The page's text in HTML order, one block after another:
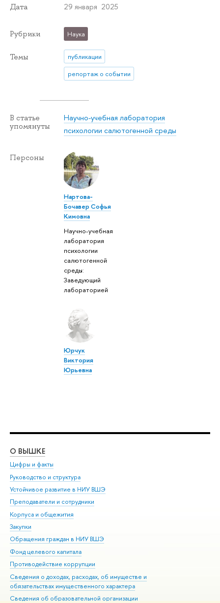
Дата 29 января 2025
Рубрики Наука
Темы
публикации
репортаж о событии
В статье
упомянуты
Научно-учебная лаборатория
психологии салютогенной среды
Персоны
Нартова-
Бочавер Софья
Кимовна
Научно-учебная
лаборатория
психологии
салютогенной
среды:
Заведующий
лабораторией
Юрчук
Виктория
Юрьевна
О ВЫШКЕ
Цифры и факты
Руководство и структура
Устойчивое развитие в НИУ ВШЭ
Преподаватели и сотрудники
Корпуса и общежития
Закупки
Обращения граждан в НИУ ВШЭ
Фонд целевого капитала
Противодействие коррупции
Сведения о доходах, расходах, об имуществе и
обязательствах имущественного характера
Сведения об образовательной организации